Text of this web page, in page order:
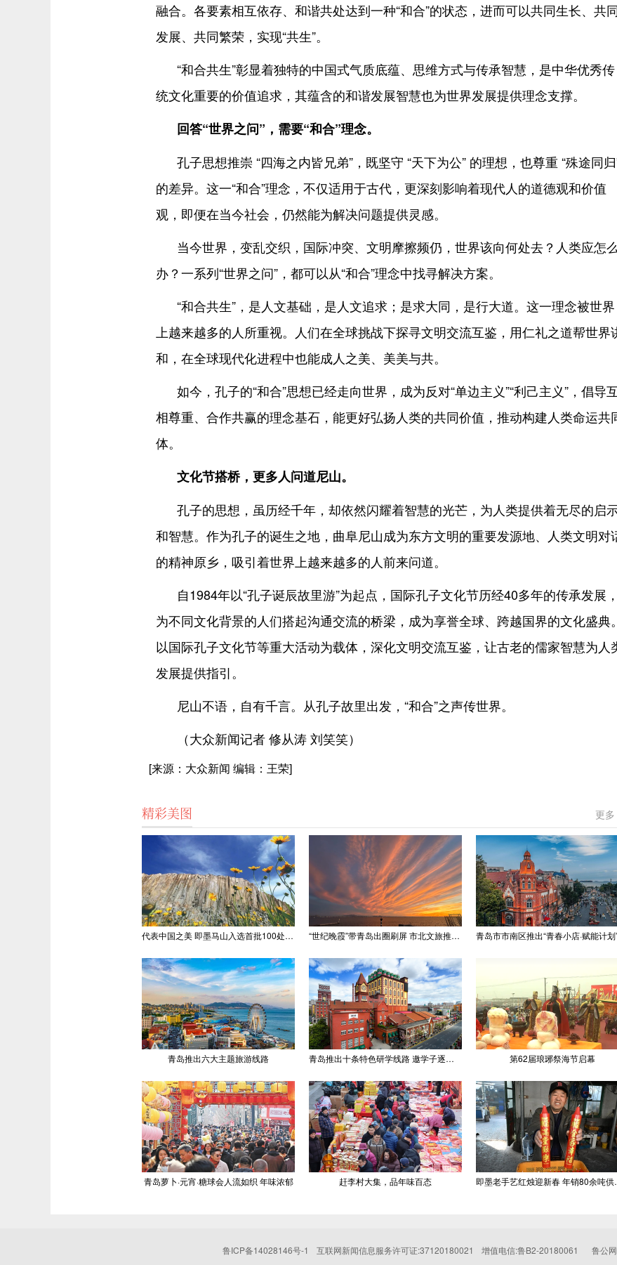
融合。各要素相互依存、和谐共处达到一种“和合”的状态，进而可以共同生长、共同
发展、共同繁荣，实现“共生”。
“和合共生”彰显着独特的中国式气质底蕴、思维方式与传承智慧，是中华优秀传
统文化重要的价值追求，其蕴含的和谐发展智慧也为世界发展提供理念支撑。
回答“世界之问”，需要“和合”理念。
孔子思想推崇 “四海之内皆兄弟”，既坚守 “天下为公” 的理想，也尊重 “殊途同归
的差异。这一“和合”理念，不仅适用于古代，更深刻影响着现代人的道德观和价值
观，即便在当今社会，仍然能为解决问题提供灵感。
当今世界，变乱交织，国际冲突、文明摩擦频仍，世界该向何处去？人类应怎么
办？一系列“世界之问”，都可以从“和合”理念中找寻解决方案。
“和合共生”，是人文基础，是人文追求；是求大同，是行大道。这一理念被世界
上越来越多的人所重视。人们在全球挑战下探寻文明交流互鉴，用仁礼之道帮世界
和，在全球现代化进程中也能成人之美、美美与共。
如今，孔子的“和合”思想已经走向世界，成为反对“单边主义”“利己主义”，倡导
相尊重、合作共赢的理念基石，能更好弘扬人类的共同价值，推动构建人类命运共
体。
文化节搭桥，更多人问道尼山。
孔子的思想，虽历经千年，却依然闪耀着智慧的光芒，为人类提供着无尽的启
和智慧。作为孔子的诞生之地，曲阜尼山成为东方文明的重要发源地、人类文明对
的精神原乡，吸引着世界上越来越多的人前来问道。
自1984年以“孔子诞辰故里游”为起点，国际孔子文化节历经40多年的传承发展，
为不同文化背景的人们搭起沟通交流的桥梁，成为享誉全球、跨越国界的文化盛典。
以国际孔子文化节等重大活动为载体，深化文明交流互鉴，让古老的儒家智慧为人
发展提供指引。
尼山不语，自有千言。从孔子故里出发，“和合”之声传世界。
（大众新闻记者 修从涛 刘笑笑）
[来源：大众新闻 编辑：王荣]
精彩美图 更
代表中国之美 即墨马山入选首批100处“美丽中国打卡点” “世纪晚霞”带青岛出圈刷屏 市北文旅推出精品线路
青岛推出六大主题旅游线路 青岛推出十条特色研学线路 邀学子逐梦深蓝探知山海 第62届琅琊祭海节启幕
青岛萝卜·元宵·糖球会人流如织 年味浓郁 赶李村大集，品年味百态 即墨老
鲁ICP备14028146号-1 互联网新闻信息服务许可证:37120180021 增值电信:鲁B2-20180061
鲁公